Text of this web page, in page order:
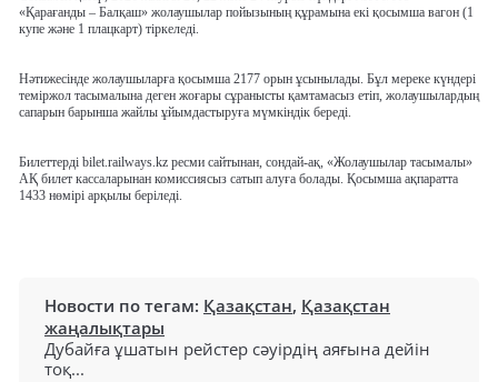
«Қарағанды – Балқаш» жолаушылар пойызыныңқұрамына екі қосымша вагон (1
купе және 1 плацкарт) тіркеледі.
Нәтижесінде жолаушыларға қосымша 2177 орын ұсынылады. Бұл мереке күндері
теміржол тасымалына деген жоғары сұранысты қамтамасыз етіп, жолаушылардың
сапарын барынша жайлы ұйымдастыруға мүмкіндік береді.
Билеттерді bilet.railways.kz ресми сайтынан, сондай-ақ, «Жолаушылар тасымалы»
АҚ билет кассаларынан комиссиясыз сатып алуға болады. Қосымша ақпаратта
1433 нөмірі арқылы беріледі.
Новости по тегам: Қазақстан, Қазақстан
жаңалықтары
Дубайға ұшатын рейстер сәуірдің аяғына дейін
тоқ...